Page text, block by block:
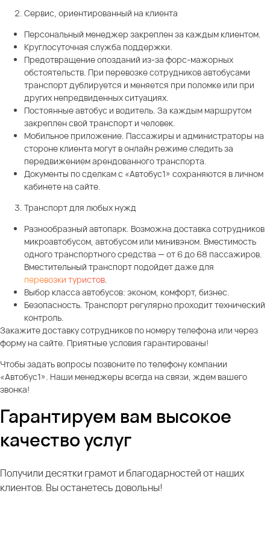
Сервис, ориентированный на клиента
Персональный менеджер закреплен за каждым клиентом.
Круглосуточная служба поддержки.
Предотвращение опозданий из-за форс-мажорных
обстоятельств. При перевозке сотрудников автобусами
транспорт дублируется и меняется при поломке или при
других непредвиденных ситуациях.
Постоянные автобус и водитель. За каждым маршрутом
закреплен свой транспорт и человек.
Мобильное приложение. Пассажиры и администраторы на
стороне клиента могут в онлайн режиме следить за
передвижением арендованного транспорта.
Документы по сделкам с «Автобус1» сохраняются в личном
кабинете на сайте.
Транспорт для любых нужд
Разнообразный автопарк. Возможна доставка сотрудников
микроавтобусом, автобусом или минивэном. Вместимость
одного транспортного средства — от 6 до 68 пассажиров.
Вместительный транспорт подойдет даже для
перевозки туристов.
Выбор класса автобусов: эконом, комфорт, бизнес.
Безопасность. Транспорт регулярно проходит технический
контроль.
Закажите доставку сотрудников по номеру телефона или через
форму на сайте. Приятные условия гарантированы!
Чтобы задать вопросы позвоните по телефону компании
«Автобус1». Наши менеджеры всегда на связи, ждем вашего
звонка!
Гарантируем вам высокое
качество услуг
Получили десятки грамот и благодарностей от наших
клиентов. Вы останетесь довольны!